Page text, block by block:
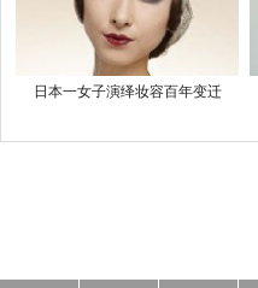
日本一女子演绎妆容百年变迁